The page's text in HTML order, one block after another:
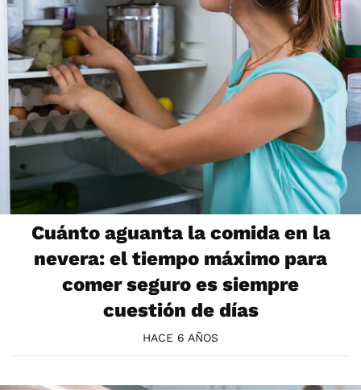
Cuánto aguanta la comida en la
nevera: el tiempo máximo para
comer seguro es siempre
cuestión de días
HACE 6 AÑOS